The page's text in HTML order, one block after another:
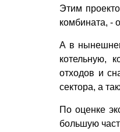
Этим
комбината, -
А в
котельную,
отходов и
сектора, а
По оценке
большую